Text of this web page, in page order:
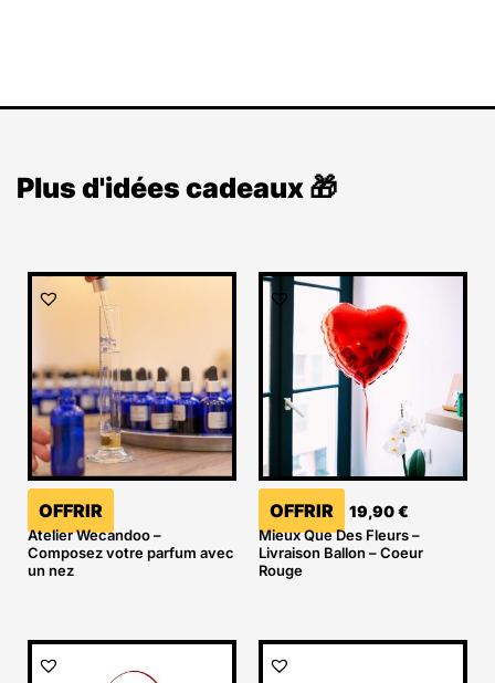
Plus d'idées cadeaux 🎁
OFFRIR
Atelier Wecandoo –
Composez votre parfum avec
un nez
OFFRIR 19,90€
Mieux Que Des Fleurs –
Livraison Ballon – Coeur
Rouge